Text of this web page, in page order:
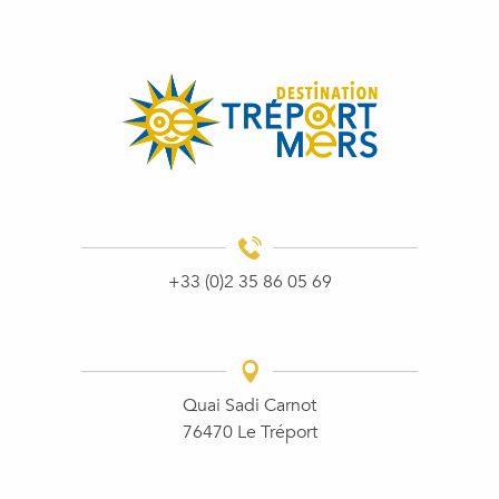
+33 (0)2 35 86 05 69
Quai Sadi Carnot
76470 Le Tréport